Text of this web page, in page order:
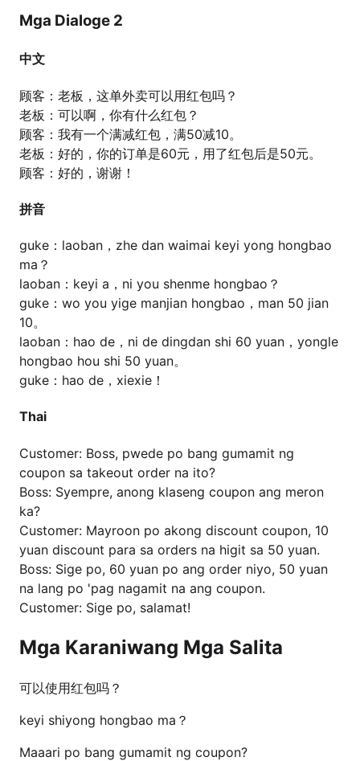
Mga Dialoge 2
中文
顾客：老板，这单外卖可以用红包吗？
老板：可以啊，你有什么红包？
顾客：我有一个满减红包，满50减10。
老板：好的，你的订单是60元，用了红包后是50元。
顾客：好的，谢谢！
拼音
guke：laoban，zhe dan waimai keyi yong hongbao
ma？
laoban：keyi a，ni you shenme hongbao？
guke：wo you yige manjian hongbao，man 50 jian
10。
laoban：hao de，ni de dingdan shi 60 yuan，yongle
hongbao hou shi 50 yuan。
guke：hao de，xiexie！
Thai
Customer: Boss, pwede po bang gumamit ng
coupon sa takeout order na ito?
Boss: Syempre, anong klaseng coupon ang meron
ka?
Customer: Mayroon po akong discount coupon, 10
yuan discount para sa orders na higit sa 50 yuan.
Boss: Sige po, 60 yuan po ang order niyo, 50 yuan
na lang po 'pag nagamit na ang coupon.
Customer: Sige po, salamat!
Mga Karaniwang Mga Salita
可以使用红包吗？
keyi shiyong hongbao ma？
Maaari po bang gumamit ng coupon?